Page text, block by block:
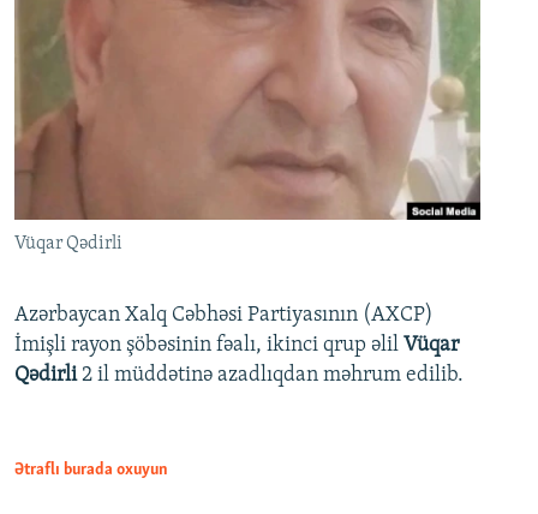
Vüqar Qədirli
Azərbaycan Xalq Cəbhəsi Partiyasının (AXCP)
İmişli rayon şöbəsinin fəalı, ikinci qrup əlil Vüqar
Qədirli2 il müddətinə azadlıqdan məhrum edilib.
Ətraflı burada oxuyun